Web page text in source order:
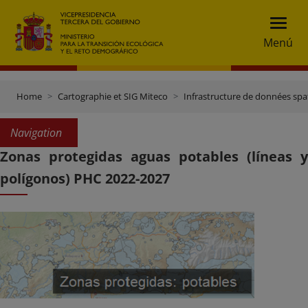
Menú
Home Cartographie et SIG Miteco Infrastructure de données
Navigation
Zonas protegidas aguas potables (líneas y
polígonos) PHC 2022-2027